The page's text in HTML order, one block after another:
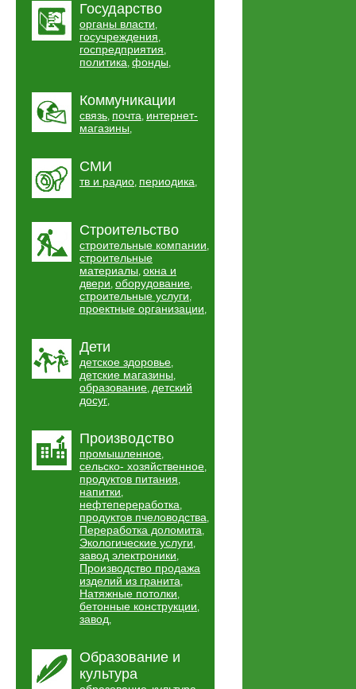
Государство
органы власти,
госучреждения,
госпредприятия,
политика, фонды,
Коммуникации
связь, почта, интернет-
магазины,
СМИ
тв и радио, периодика,
Строительство
строительные компании,
строительные
материалы, окна и
двери, оборудование,
строительные услуги,
проектные организации,
Дети
детское здоровье,
детские магазины,
образование, детский
досуг,
Производство
промышленное,
сельско- хозяйственное,
продуктов питания,
напитки,
нефтепереработка,
продуктов пчеловодства,
Переработка доломита,
Экологические услуги,
завод электроники,
Производство продажа
изделий из гранита,
Натяжные потолки,
бетонные конструкции,
завод,
Образование и
культура